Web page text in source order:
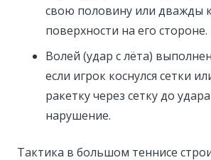
свою половину или дважды
поверхности на его стороне.
Волей (удар с лёта)
если игрок коснулся сетки
ракетку через сетку до
нарушение.
Тактика в большом теннисе